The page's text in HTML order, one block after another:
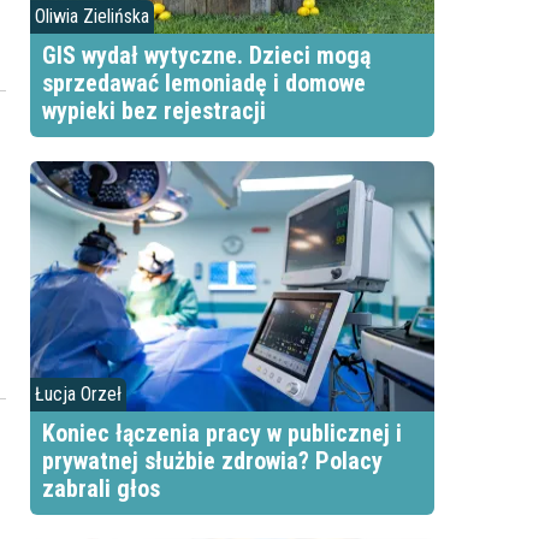
Oliwia Zielińska
GIS wydał wytyczne. Dzieci mogą
sprzedawać lemoniadę i domowe
wypieki bez rejestracji
Łucja Orzeł
Koniec łączenia pracy w publicznej i
prywatnej służbie zdrowia? Polacy
zabrali głos